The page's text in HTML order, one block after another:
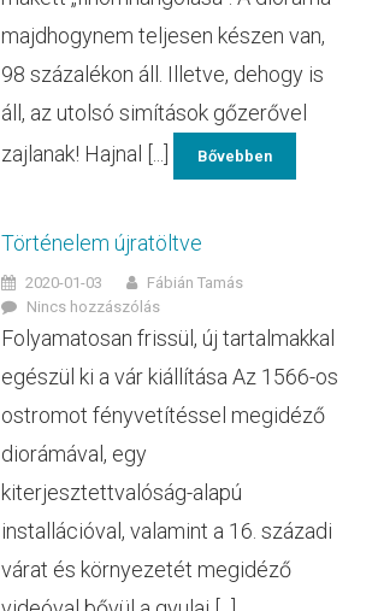
majdhogynem teljesen készen van,
98 százalékon áll. Illetve, dehogy is
áll, az utolsó simítások gőzerővel
zajlanak! Hajnal [...]
Bővebben
Történelem újratöltve
2020-01-03
Fábián Tamás
Nincs hozzászólás
Folyamatosan frissül, új tartalmakkal
egészül ki a vár kiállítása Az 1566-os
ostromot fényvetítéssel megidéző
diorámával, egy
kiterjesztettvalóság-alapú
installációval, valamint a 16. századi
várat és környezetét megidéző